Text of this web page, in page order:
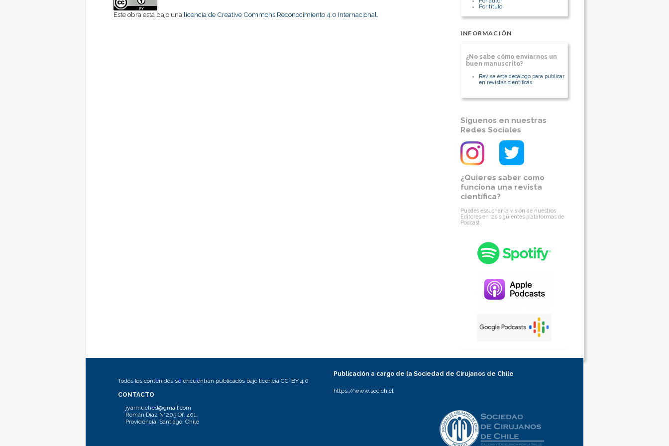
Por título
INFORMACIÓN
¿No sabe cómo enviarnos un
buen manuscrito?
Revise éste decálogo para publicar
en revistas científicas
Síguenos en nuestras
Redes Sociales
¿Quieres saber como
funciona una revista
científica?
Puedes escuchar la visión de nuestros
Editores en las siguientes plataformas de
Podcast
Este obra está bajo una licencia de Creative Commons Reconocimiento 4.0 Internacional
Todos los contenidos se encuentran publicados bajo licencia CC-BY 4.0
CONTACTO
jyarmuched@gmail.com
Román Díaz N°205 Of. 401.
Providencia, Santiago, Chile
Publicación a cargo de la Sociedad de Cirujanos de Chile
https://www.socich.cl